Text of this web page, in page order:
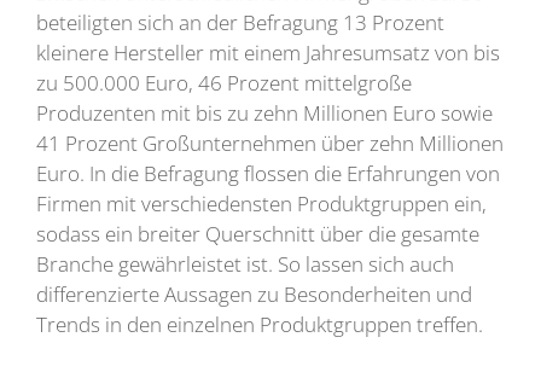
beteiligten sich an der Befragung 13 Prozent
kleinere Hersteller mit einem Jahresumsatz von bis
zu 500.000 Euro, 46 Prozent mittelgroße
Produzenten mit bis zu zehn Millionen Euro sowie
41 Prozent Großunternehmen über zehn Millionen
Euro. In die Befragung flossen die Erfahrungen von
Firmen mit verschiedensten Produktgruppen ein,
sodass ein breiter Querschnitt über die gesamte
Branche gewährleistet ist. So lassen sich auch
differenzierte Aussagen zu Besonderheiten und
Trends in den einzelnen Produktgruppen treffen.